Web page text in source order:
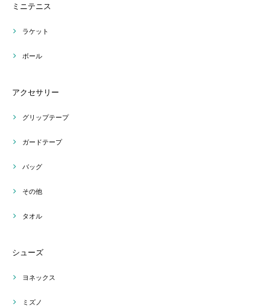
ミニテニス
ラケット
ボール
アクセサリー
グリップテープ
ガードテープ
バッグ
その他
タオル
シューズ
ヨネックス
ミズノ